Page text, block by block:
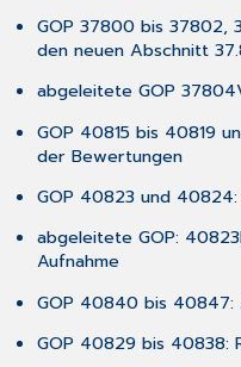
Checkliste
Checkliste
Installation
6.2.2 Wichtiges
vorab
6.3 Nur
bei
Verwendung
des
Updates
GOP 37800 bis 37802,
den neuen Abschnitt
abgeleitete GOP
GOP 40815 bis 40819
der Bewertungen
GOP 40823 und
abgeleitete GOP:
Aufnahme
GOP 40840 bis 40847:
GOP 40829 bis 40838: